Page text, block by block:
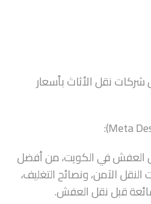
نقل الأثاث بأسعار
في الكويت، من أفضل
الآمن، ونصائح التغليف،
قبل نقل العفش.